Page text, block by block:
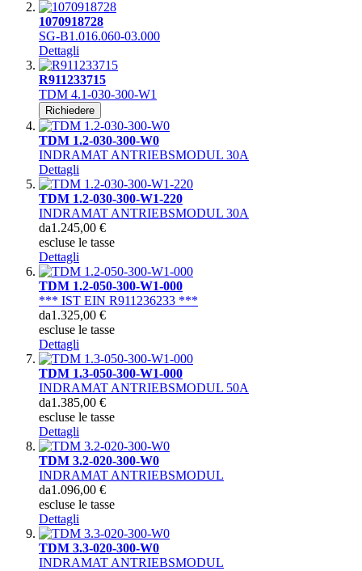
1070918728
SG-B1.016.060-03.000
Dettagli
R911233715
TDM 4.1-030-300-W1
Richiedere
TDM 1.2-030-300-W0
INDRAMAT ANTRIEBSMODUL 30A
Dettagli
TDM 1.2-030-300-W1-220
INDRAMAT ANTRIEBSMODUL 30A
da1.245,00 €
escluse le tasse
Dettagli
TDM 1.2-050-300-W1-000
*** IST EIN R911236233 ***
da1.325,00 €
escluse le tasse
Dettagli
TDM 1.3-050-300-W1-000
INDRAMAT ANTRIEBSMODUL 50A
da1.385,00 €
escluse le tasse
Dettagli
TDM 3.2-020-300-W0
INDRAMAT ANTRIEBSMODUL
da1.096,00 €
escluse le tasse
Dettagli
TDM 3.3-020-300-W0
INDRAMAT ANTRIEBSMODUL